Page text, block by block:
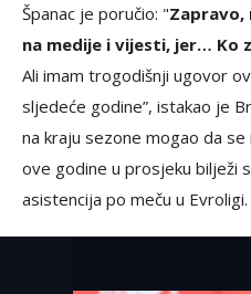
Španac je poručio: "Zapravo,
na medije i vijesti, jer… Ko
Ali imam trogodišnji ugovor
sljedeće godine”, istakao je
na kraju sezone mogao da
ove godine u prosjeku bilježi
asistencija po meču u Evroligi.